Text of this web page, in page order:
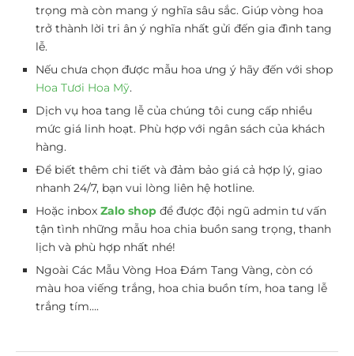
trọng mà còn mang ý nghĩa sâu sắc. Giúp vòng hoa
trở thành lời tri ân ý nghĩa nhất gửi đến gia đình tang
lễ.
Nếu chưa chọn được mẫu hoa ưng ý hãy đến với shop
Hoa Tươi Hoa Mỹ.
Dịch vụ hoa tang lễ của chúng tôi cung cấp nhiều
mức giá linh hoạt. Phù hợp với ngân sách của khách
hàng.
Để biết thêm chi tiết và đảm bảo giá cả hợp lý, giao
nhanh 24/7, bạn vui lòng liên hệ hotline.
Hoặc inbox Zalo shop để được đội ngũ admin tư vấn
tận tình những mẫu hoa chia buồn sang trọng, thanh
lịch và phù hợp nhất nhé!
Ngoài Các Mẫu Vòng Hoa Đám Tang Vàng, còn có
màu hoa viếng trắng, hoa chia buồn tím, hoa tang lễ
trắng tím….